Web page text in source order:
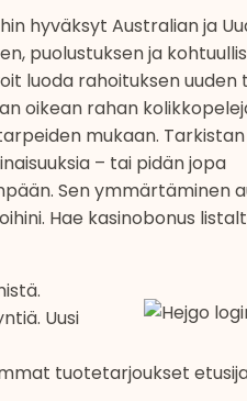
hyväksyt Australian ja
puolustuksen ja
luoda rahoituksen uuden
oikean rahan
mukaan.
– tai pidän jopa
Sen ymmärtäminen
Hae kasinobonus
Uusi
tuotetarjoukset